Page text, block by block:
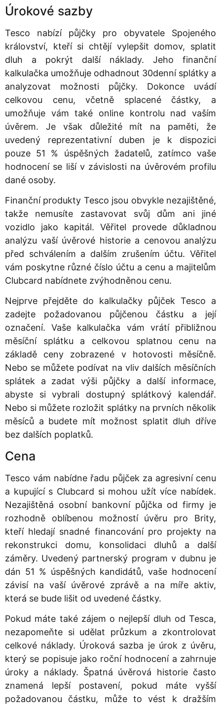
Úrokové sazby
Tesco nabízí půjčky pro obyvatele Spojeného
království, kteří si chtějí vylepšit domov, splatit
dluh a pokrýt další náklady. Jeho finanční
kalkulačka umožňuje odhadnout 30denní splátky a
analyzovat možnosti půjčky. Dokonce uvádí
celkovou cenu, včetně splacené částky, a
umožňuje vám také online kontrolu nad vaším
úvěrem. Je však důležité mít na paměti, že
uvedený reprezentativní duben je k dispozici
pouze 51 % úspěšných žadatelů, zatímco vaše
hodnocení se liší v závislosti na úvěrovém profilu
dané osoby.
Finanční produkty Tesco jsou obvykle nezajištěné,
takže nemusíte zastavovat svůj dům ani jiné
vozidlo jako kapitál. Věřitel provede důkladnou
analýzu vaší úvěrové historie a cenovou analýzu
před schválením a dalším zrušením účtu. Věřitel
vám poskytne různé číslo účtu a cenu a majitelům
Clubcard nabídnete zvýhodněnou cenu.
Nejprve přejděte do kalkulačky půjček Tesco a
zadejte požadovanou půjčenou částku a její
označení. Vaše kalkulačka vám vrátí přibližnou
měsíční splátku a celkovou splatnou cenu na
základě ceny zobrazené v hotovosti měsíčně.
Nebo se můžete podívat na vliv dalších měsíčních
splátek a zadat výši půjčky a další informace,
abyste si vybrali dostupný splátkový kalendář.
Nebo si můžete rozložit splátky na prvních několik
měsíců a budete mít možnost splatit dluh dříve
bez dalších poplatků.
Cena
Tesco vám nabídne řadu půjček za agresivní cenu
a kupující s Clubcard si mohou užít více nabídek.
Nezajištěná osobní bankovní půjčka od firmy je
rozhodně oblíbenou možností úvěru pro Brity,
kteří hledají snadné financování pro projekty na
rekonstrukci domu, konsolidaci dluhů a další
záměry. Uvedený partnerský program v dubnu je
dán 51 % úspěšných kandidátů, vaše hodnocení
závisí na vaší úvěrové zprávě a na míře aktiv,
která se bude lišit od uvedené částky.
Pokud máte také zájem o nejlepší dluh od Tesca,
nezapomeňte si udělat průzkum a zkontrolovat
celkové náklady. Úroková sazba je úrok z úvěru,
který se popisuje jako roční hodnocení a zahrnuje
úroky a náklady. Špatná úvěrová historie často
znamená lepší postavení, pokud máte vyšší
požadovanou částku, může to vést k dražším